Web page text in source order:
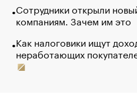
Сотрудники открыли
компаниям. Зачем им это
Как налоговики ищут
неработающих